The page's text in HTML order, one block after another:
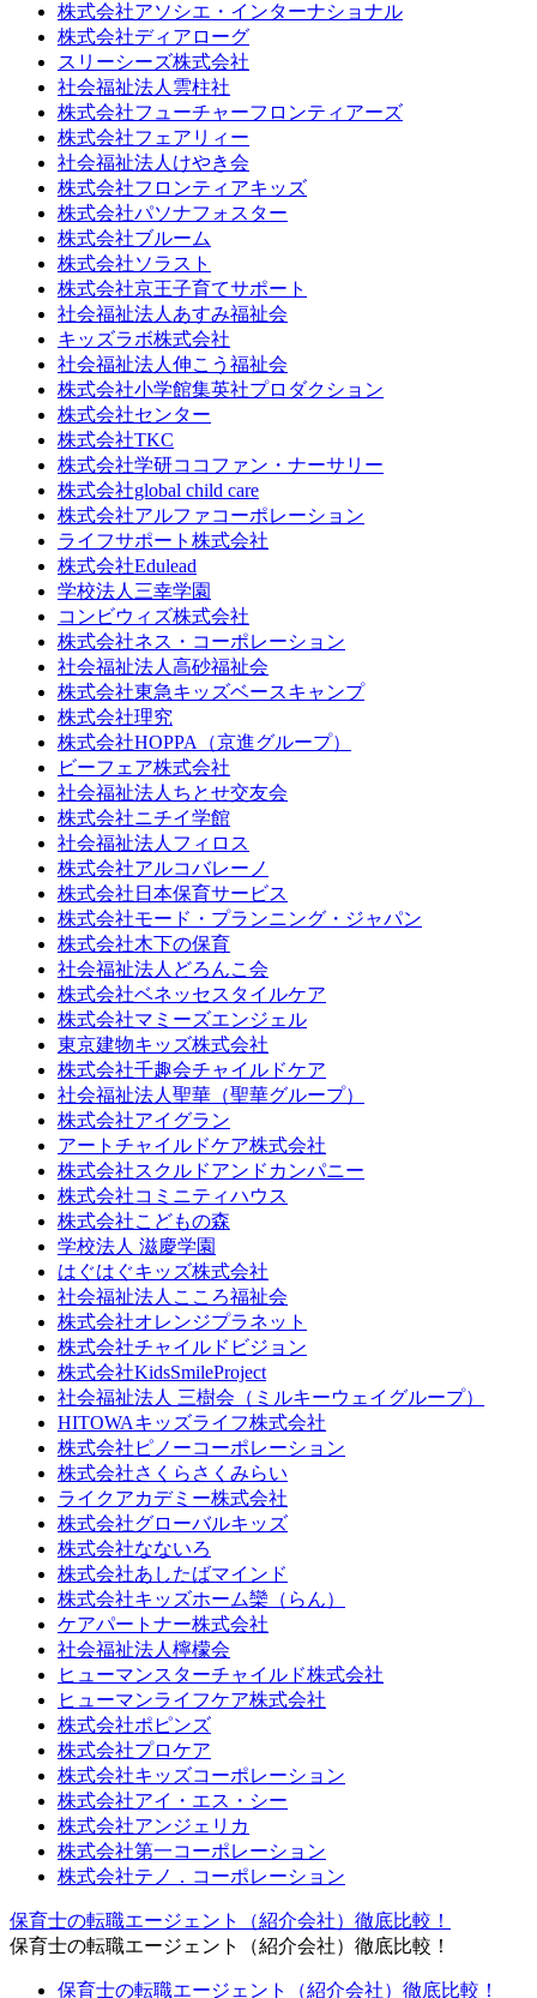
株式会社アソシエ・インターナショナル
株式会社ディアローグ
スリーシーズ株式会社
社会福祉法人雲柱社
株式会社フューチャーフロンティアーズ
株式会社フェアリィー
社会福祉法人けやき会
株式会社フロンティアキッズ
株式会社パソナフォスター
株式会社ブルーム
株式会社ソラスト
株式会社京王子育てサポート
社会福祉法人あすみ福祉会
キッズラボ株式会社
社会福祉法人伸こう福祉会
株式会社小学館集英社プロダクション
株式会社センター
株式会社TKC
株式会社学研ココファン・ナーサリー
株式会社global child care
株式会社アルファコーポレーション
ライフサポート株式会社
株式会社Edulead
学校法人三幸学園
コンビウィズ株式会社
株式会社ネス・コーポレーション
社会福祉法人高砂福祉会
株式会社東急キッズベースキャンプ
株式会社理究
株式会社HOPPA（京進グループ）
ビーフェア株式会社
社会福祉法人ちとせ交友会
株式会社ニチイ学館
社会福祉法人フィロス
株式会社アルコバレーノ
株式会社日本保育サービス
株式会社モード・プランニング・ジャパン
株式会社木下の保育
社会福祉法人どろんこ会
株式会社ベネッセスタイルケア
株式会社マミーズエンジェル
東京建物キッズ株式会社
株式会社千趣会チャイルドケア
社会福祉法人聖華（聖華グループ）
株式会社アイグラン
アートチャイルドケア株式会社
株式会社スクルドアンドカンパニー
株式会社コミニティハウス
株式会社こどもの森
学校法人 滋慶学園
はぐはぐキッズ株式会社
社会福祉法人こころ福祉会
株式会社オレンジプラネット
株式会社チャイルドビジョン
株式会社KidsSmileProject
社会福祉法人 三樹会（ミルキーウェイグループ）
HITOWAキッズライフ株式会社
株式会社ピノーコーポレーション
株式会社さくらさくみらい
ライクアカデミー株式会社
株式会社グローバルキッズ
株式会社なないろ
株式会社あしたばマインド
株式会社キッズホーム欒（らん）
ケアパートナー株式会社
社会福祉法人檸檬会
ヒューマンスターチャイルド株式会社
ヒューマンライフケア株式会社
株式会社ポピンズ
株式会社プロケア
株式会社キッズコーポレーション
株式会社アイ・エス・シー
株式会社アンジェリカ
株式会社第一コーポレーション
株式会社テノ．コーポレーション
保育士の転職エージェント（紹介会社）徹底比較！
保育士の転職エージェント（紹介会社）徹底比較！
保育士の転職エージェント（紹介会社）徹底比較！